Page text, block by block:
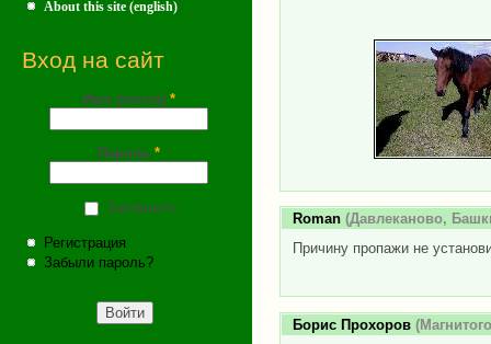
About this site (english)
Вход на сайт
Имя (почта) *
Пароль *
Запомнить
Регистрация
Забыли пароль?
Roman (Давлеканово,
Причину пропажи не
Борис Прохоров